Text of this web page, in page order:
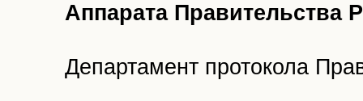
Аппарата Правительства
Департамент протокола